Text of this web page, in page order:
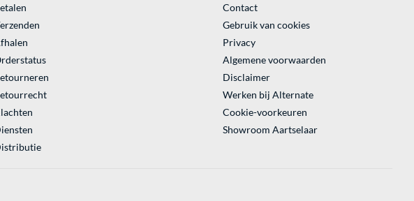
Contact
Gebruik van cookies
Privacy
Algemene voorwaarden
Disclaimer
Werken bij Alternate
Cookie-voorkeuren
Showroom Aartselaar